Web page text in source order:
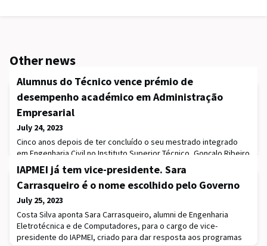
Other news
Alumnus do Técnico vence prémio de
desempenho académico em Administração
Empresarial
July 24, 2023
Cinco anos depois de ter concluído o seu mestrado integrado
em Engenharia Civil no Instituto Superior Técnico, Gonçalo Ribeiro
é premiado com o Henry Ford II Prize do Instituto Europeu de
Administração de Empresas (INSEAD). Este galardão é atribuído
anualmente ao estudante com melhor desempenho académico
na instituição.Em reação à receção do prémio, Gonçalo Ribeiro
destaca o papel do Técnico no se
IAPMEI já tem vice-presidente. Sara
Carrasqueiro é o nome escolhido pelo Governo
July 25, 2023
Costa Silva aponta Sara Carrasqueiro, alumni de Engenharia
Eletrotécnica e de Computadores, para o cargo de vice-
presidente do IAPMEI, criado para dar resposta aos programas